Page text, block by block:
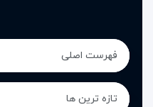
صبحانه و فضای
درهتل پولو تفلیس
تجربه
معمولی است. این هتل با
و پذیرایی عملکردی حرفه‌ای و
فهرست اصلی
تازه ترین ها